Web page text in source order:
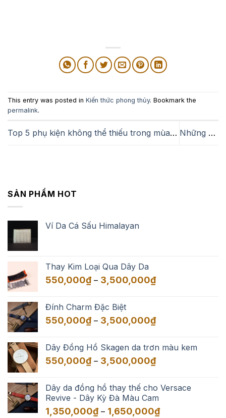
This entry was posted in Kiến thức phong thủy. Bookmark the
permalink.
Top 5 phụ kiện không thể thiếu trong mùa hè này Những món quà tặng trung thu ý nghĩa cho người thân, bạn bè và người yêu
SẢN PHẨM HOT
Ví Da Cá Sấu Himalayan
Thay Kim Loại Qua Dây Da
550,000₫ – 3,500,000₫Khoảng
đến
Đính Charm Đặc Biệt
550,000₫ – 3,500,000₫Khoảng
550,000₫
đến
Dây Đồng Hồ Skagen da trơn màu kem
550,000₫ – 3,500,000₫Khoảng
550,000₫
đến
3,500,000₫
Dây da đồng hồ thay thế cho Versace
Revive - Dây Kỳ Đà Màu Cam
1,350,000₫ – 1,650,000₫Khoảng